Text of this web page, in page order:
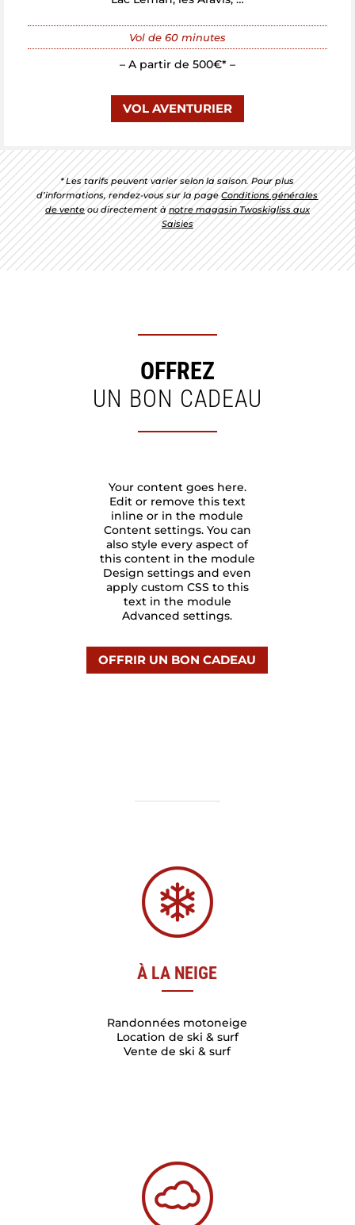
Vol de 60 minutes
– A partir de 500€* –
VOL AVENTURIER
* Les tarifs peuvent varier selon la saison. Pour plus
d’informations, rendez-vous sur la pageConditions générales
de venteou directement ànotre magasin Twoskigliss aux
Saisies
OFFREZ
UN BON CADEAU
Your content goes here.
Edit or remove this text
inline or in the module
Content settings. You can
also style every aspect of
this content in the module
Design settings and even
apply custom CSS to this
text in the module
Advanced settings.
OFFRIR UN BON CADEAU
À LA NEIGE
Randonnées motoneige
Location de ski & surf
Vente de ski & surf